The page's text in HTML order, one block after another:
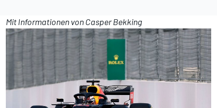
Mit Informationen von Casper Bekking